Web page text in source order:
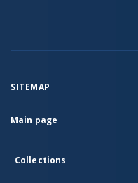
SITEMAP
Main page
Collections